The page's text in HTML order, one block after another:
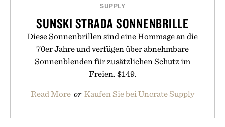
SUPPLY
SUNSKI STRADA SONNENBRILLE
Diese Sonnenbrillen sind eine Hommage an die
70er Jahre und verfügen über abnehmbare
Sonnenblenden für zusätzlichen Schutz im
Freien. $149.
Read More or Kaufen Sie bei Uncrate Supply